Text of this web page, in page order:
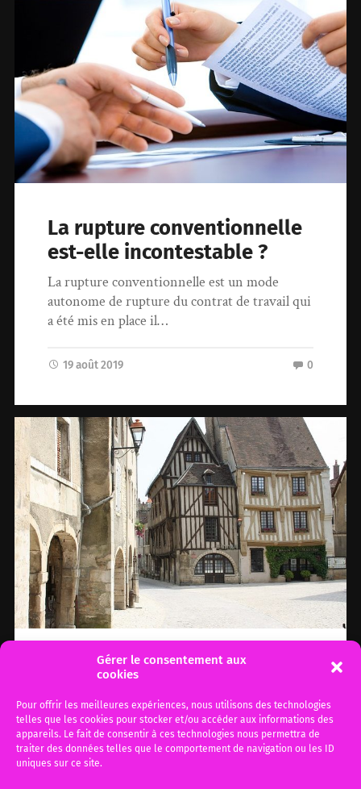
Gérer le consentement aux
cookies
Pour offrir les meilleures expériences, nous utilisons des technologies
telles que les cookies pour stocker et/ou accéder aux informations des
appareils. Le fait de consentir à ces technologies nous permettra de
traiter des données telles que le comportement de navigation ou les ID
uniques sur ce site.
La rupture conventionnelle
est-elle incontestable ?
La rupture conventionnelle est un mode
autonome de rupture du contrat de travail qui
a été mis en place il…
19 août 2019 0
Barème Macron: Jamais
deux sans Troyes !
Comme vous le savez, l’avis de la Cour de
cassation a été rendu il y a quelques jours et
à…